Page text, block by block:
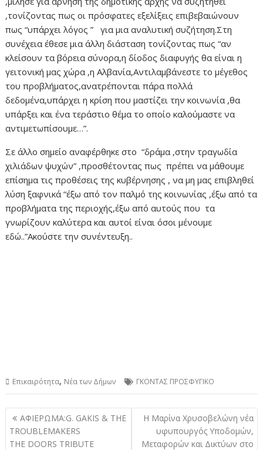
,τονίζοντας πως οι πρόσφατες εξελίξεις επιβεβαιώνουν
πως “υπάρχει λόγος ” για μια αναλυτική συζήτηση.Στη
συνέχεια έθεσε μια άλλη διάσταση τονίζοντας πως “αν
κλείσουν τα βόρεια σύνορα,η δίοδος διαφυγής θα είναι η
γειτονική μας χώρα ,η Αλβανία,Αντιλαμβάνεστε το μέγεθος
του προβλήματος,ανατρέπονται πάρα πολλά
δεδομένα,υπάρχει η κρίση που μαστίζει την κοινωνία ,θα
υπάρξει και ένα τεράστιο θέμα το οποίο καλούμαστε να
αντιμετωπίσουμε…”.
Σε άλλο σημείο αναφέρθηκε στο “δράμα ,στην τραγωδία
χιλιάδων ψυχών” ,προσθέτοντας πως πρέπει να μάθουμε
επίσημα τις προθέσεις της κυβέρνησης , να μη μας επιβληθεί
λύση ξαφνικά “έξω από τον παλμό της κοινωνίας ,έξω από τα
προβλήματα της περιοχής,έξω από αυτούς που τα
γνωρίζουν καλύτερα και αυτοί είναι όσοι μένουμε
εδώ..”Ακούστε την συνέντευξη..
Επικαιρότητα, Νέα των Δήμων ΓΚΟΝΤΑΣ ΠΡΟΣΦΥΓΙΚΟ
Πλοήγηση
άρθρων
ΑΦΙΕΡΩΜΑ:G. GAKIS & THE
TROUBLEMAKERS
THE DOORS TRIBUTE
Η Μαρίνα Χρυσοβελώνη νέα
υφυπουργός Υποδομών,
Μεταφορών και Δικτύων στο